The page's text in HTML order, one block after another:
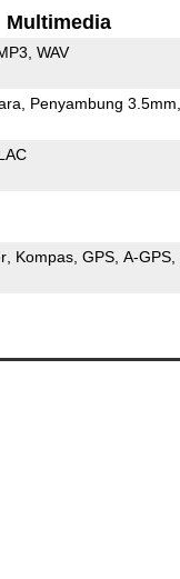
Multimedia
WAV
Penyambung 3.5mm
Kompas GPS A-GPS